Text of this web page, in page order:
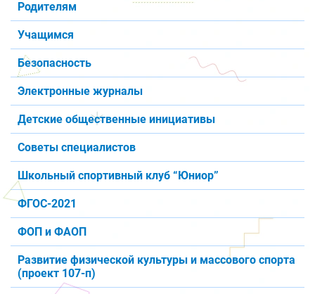
Родителям
Учащимся
Безопасность
Электронные журналы
Детские общественные инициативы
Советы специалистов
Школьный спортивный клуб “Юниор”
ФГОС-2021
ФОП и ФАОП
Развитие физической культуры и массового спорта
(проект 107-п)